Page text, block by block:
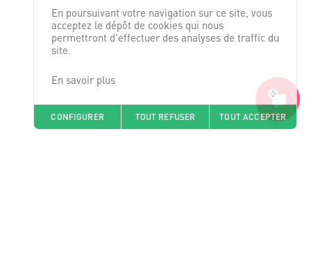
En poursuivant votre navigation sur ce site, vous
acceptez le dépôt de cookies qui nous
permettront d’effectuer des analyses de traffic du
site.
En savoir plus
CONFIGURER TOUT REFUSER TOUT ACCEPTER